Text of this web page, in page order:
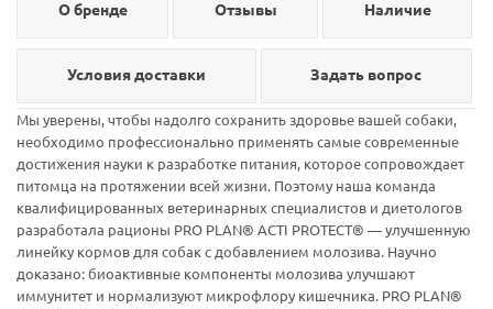
О бренде Отзывы Наличие
Условия доставки Задать вопрос
Мы уверены, чтобы надолго сохранить здоровье вашей собаки,
необходимо профессионально применять самые современные
достижения науки к разработке питания, которое сопровождает
питомца на протяжении всей жизни. Поэтому наша команда
квалифицированных ветеринарных специалистов и диетологов
разработала рационы PRO PLAN® ACTI PROTECT® — улучшенную
линейку кормов для собак с добавлением молозива. Научно
доказано: биоактивные компоненты молозива улучшают
иммунитет и нормализуют микрофлору кишечника. PRO PLAN®